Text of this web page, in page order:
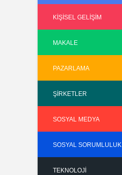
KIŞISEL GELIŞIM
MAKALE
PAZARLAMA
ŞIRKETLER
SOSYAL MEDYA
SOSYAL SORUMLULUK
TEKNOLOJI